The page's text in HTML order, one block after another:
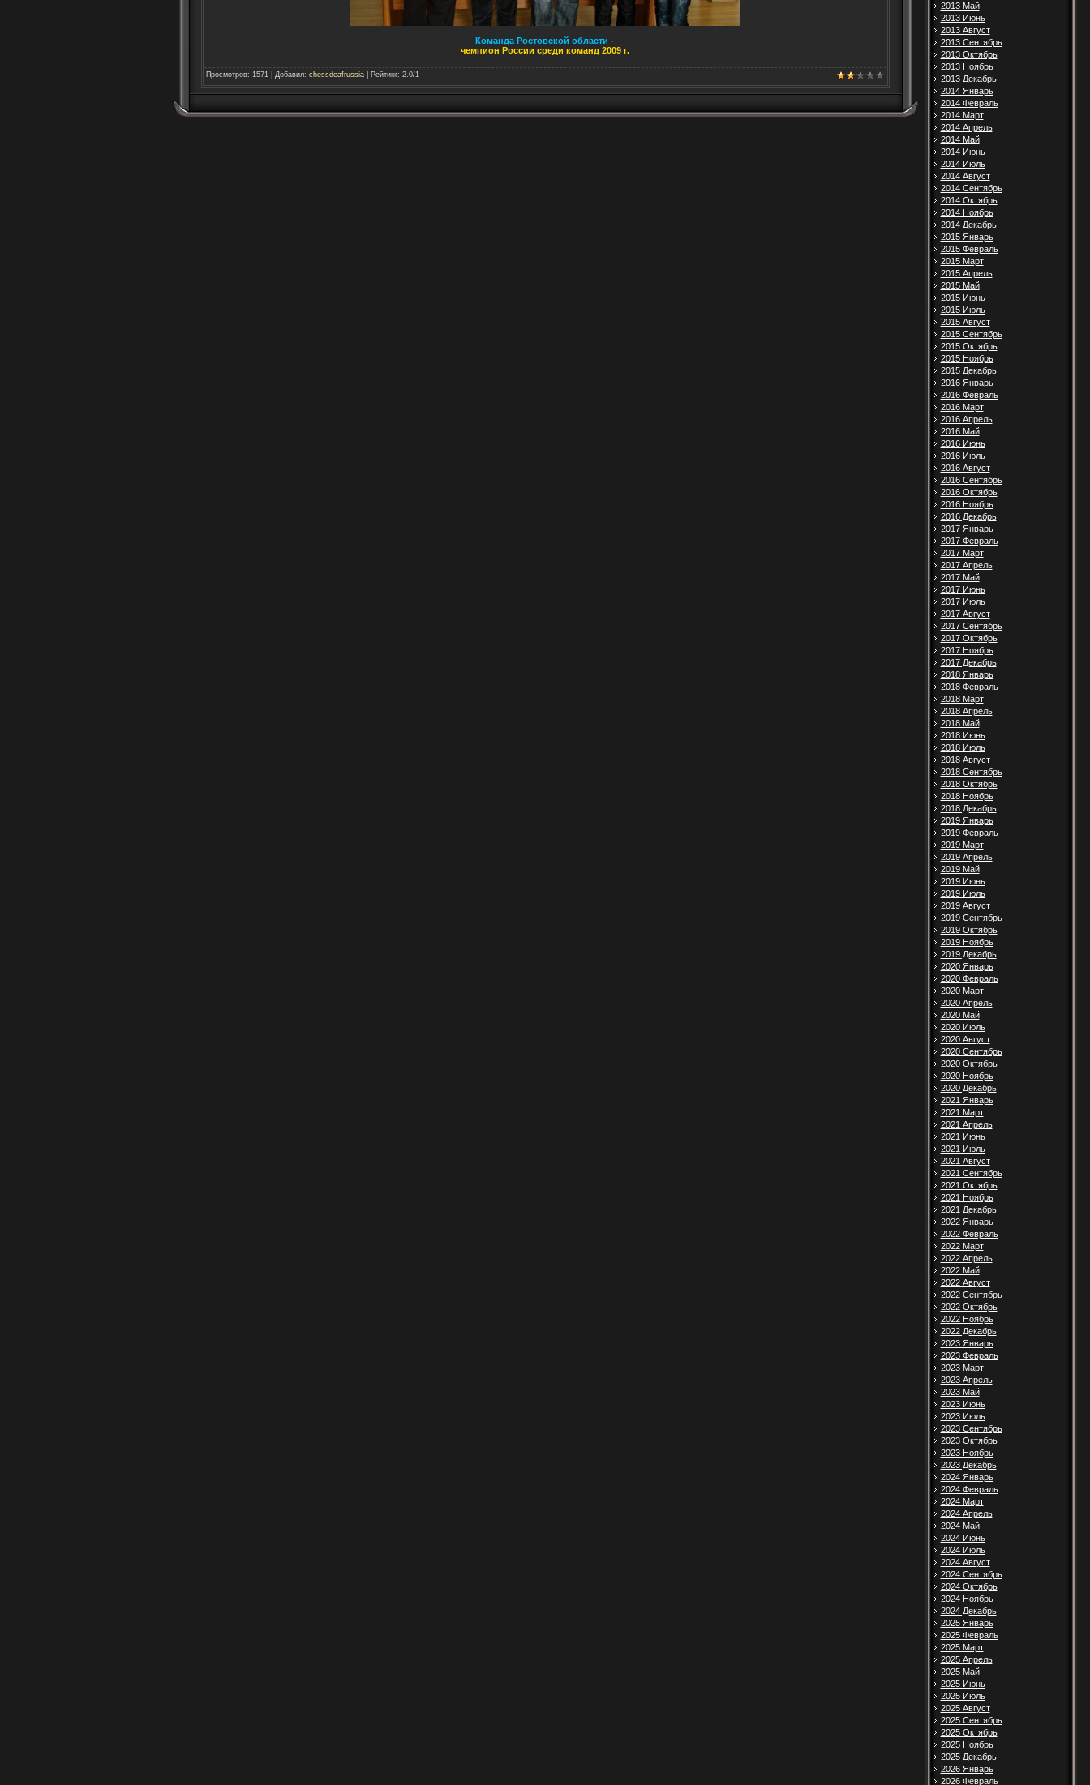
Команда Ростовской области -
чемпион России среди команд 2009 г.
Просмотров: 1571 Добавил: chessdeafrussia Рейтинг: 2.0/1
2013 Май
2013 Июнь
2013 Август
2013 Сентябрь
2013 Октябрь
2013 Ноябрь
2013 Декабрь
2014 Январь
2014 Февраль
2014 Март
2014 Апрель
2014 Май
2014 Июнь
2014 Июль
2014 Август
2014 Сентябрь
2014 Октябрь
2014 Ноябрь
2014 Декабрь
2015 Январь
2015 Февраль
2015 Март
2015 Апрель
2015 Май
2015 Июнь
2015 Июль
2015 Август
2015 Сентябрь
2015 Октябрь
2015 Ноябрь
2015 Декабрь
2016 Январь
2016 Февраль
2016 Март
2016 Апрель
2016 Май
2016 Июнь
2016 Июль
2016 Август
2016 Сентябрь
2016 Октябрь
2016 Ноябрь
2016 Декабрь
2017 Январь
2017 Февраль
2017 Март
2017 Апрель
2017 Май
2017 Июнь
2017 Июль
2017 Август
2017 Сентябрь
2017 Октябрь
2017 Ноябрь
2017 Декабрь
2018 Январь
2018 Февраль
2018 Март
2018 Апрель
2018 Май
2018 Июнь
2018 Июль
2018 Август
2018 Сентябрь
2018 Октябрь
2018 Ноябрь
2018 Декабрь
2019 Январь
2019 Февраль
2019 Март
2019 Апрель
2019 Май
2019 Июнь
2019 Июль
2019 Август
2019 Сентябрь
2019 Октябрь
2019 Ноябрь
2019 Декабрь
2020 Январь
2020 Февраль
2020 Март
2020 Апрель
2020 Май
2020 Июль
2020 Август
2020 Сентябрь
2020 Октябрь
2020 Ноябрь
2020 Декабрь
2021 Январь
2021 Март
2021 Апрель
2021 Июнь
2021 Июль
2021 Август
2021 Сентябрь
2021 Октябрь
2021 Ноябрь
2021 Декабрь
2022 Январь
2022 Февраль
2022 Март
2022 Апрель
2022 Май
2022 Август
2022 Сентябрь
2022 Октябрь
2022 Ноябрь
2022 Декабрь
2023 Январь
2023 Февраль
2023 Март
2023 Апрель
2023 Май
2023 Июнь
2023 Июль
2023 Сентябрь
2023 Октябрь
2023 Ноябрь
2023 Декабрь
2024 Январь
2024 Февраль
2024 Март
2024 Апрель
2024 Май
2024 Июнь
2024 Июль
2024 Август
2024 Сентябрь
2024 Октябрь
2024 Ноябрь
2024 Декабрь
2025 Январь
2025 Февраль
2025 Март
2025 Апрель
2025 Май
2025 Июнь
2025 Июль
2025 Август
2025 Сентябрь
2025 Октябрь
2025 Ноябрь
2025 Декабрь
2026 Январь
2026 Февраль